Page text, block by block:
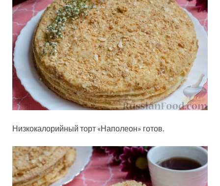
Низкокалорийный торт «Наполеон» готов.